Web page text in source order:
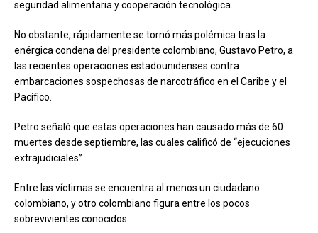
seguridad alimentaria y cooperación tecnológica.
No obstante, rápidamente se tornó más polémica tras la
enérgica condena del presidente colombiano, Gustavo Petro, a
las recientes operaciones estadounidenses contra
embarcaciones sospechosas de narcotráfico en el Caribe y el
Pacífico.
Petro señaló que estas operaciones han causado más de 60
muertes desde septiembre, las cuales calificó de “ejecuciones
extrajudiciales”.
Entre las víctimas se encuentra al menos un ciudadano
colombiano, y otro colombiano figura entre los pocos
sobrevivientes conocidos.